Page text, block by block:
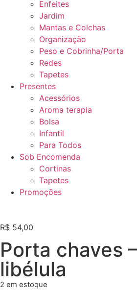
Enfeites
Jardim
Mantas e Colchas
Organização
Peso e Cobrinha/Porta
Redes
Tapetes
Presentes
Acessórios
Aroma terapia
Bolsa
Infantil
Para Todos
Sob Encomenda
Cortinas
Tapetes
Promoções
R$ 54,00
Porta chaves
libélula
2 em estoque